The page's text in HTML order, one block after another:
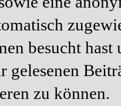
besucht
gelesenen
zu können.